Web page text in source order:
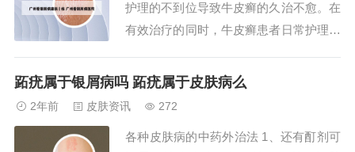
上，各抽出l...
护理的不到位导致牛皮癣的久治不愈。在
有效治疗的同时，牛皮癣患者日常护理工
肤血液循环和新陈代谢，以及免疫能力的
侵，可能诱发和加重病情。2、牛皮癣通
跖疣属于银屑病吗 跖疣属于皮肤病么
2年前 皮肤资讯 272
各种皮肤病的中药外治法 1、还有酊剂可